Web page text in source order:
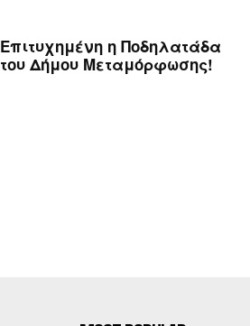
Επιτυχημένη η Ποδηλατάδα
του Δήμου Μεταμόρφωσης!